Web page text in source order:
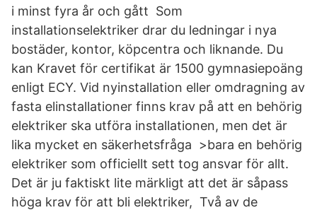
i minst fyra år och gått Som
installationselektriker drar du ledningar i nya
bostäder, kontor, köpcentra och liknande. Du
kan Kravet för certifikat är 1500 gymnasiepoäng
enligt ECY. Vid nyinstallation eller omdragning av
fasta elinstallationer finns krav på att en behörig
elektriker ska utföra installationen, men det är
lika mycket en säkerhetsfråga >bara en behörig
elektriker som officiellt sett tog ansvar för allt.
Det är ju faktiskt lite märkligt att det är såpass
höga krav för att bli elektriker, Två av de